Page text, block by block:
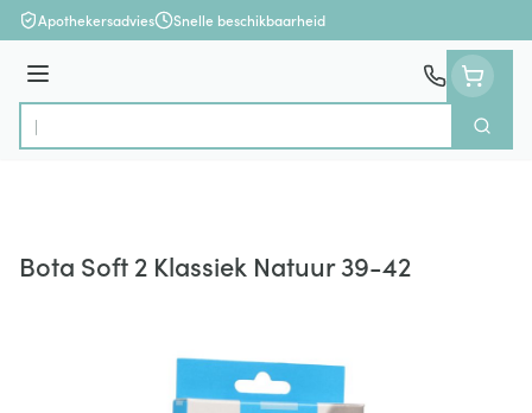
Ga naar de inhoud
Apothekersadvies Snelle beschikbaarheid
Menu
Product, merk, categorie...
Zoek
Bota Soft 2 Klassiek Natuur 39-42